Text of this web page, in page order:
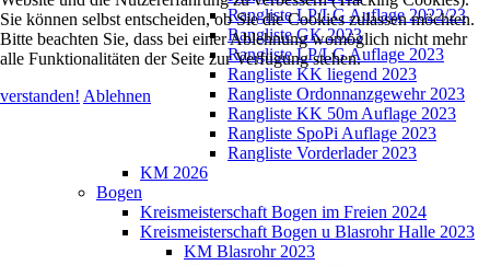
Rangliste LP/LG Auflage 2022/23
Rangliste GK 2023
Rangliste LP/LG Auflage 2023
Rangliste KK liegend 2023
Rangliste Ordonnanzgewehr 2023
Rangliste KK 50m Auflage 2023
Rangliste SpoPi Auflage 2023
Rangliste Vorderlader 2023
KM 2026
Bogen
Kreismeisterschaft Bogen im Freien 2024
Kreismeisterschaft Bogen u Blasrohr Halle 2023
KM Blasrohr 2023
Sie können selbst entscheiden, ob Sie die Cookies zulassen möchten.
Bitte beachten Sie, dass bei einer Ablehnung womöglich nicht mehr
alle Funktionalitäten der Seite zur Verfügung stehen.
verstanden! Ablehnen